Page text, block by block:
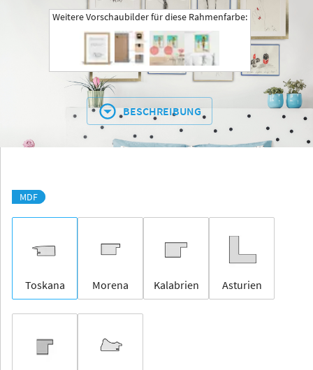
Weitere Vorschaubilder für diese Rahmenfarbe:
BESCHREIBUNG
MDF
Toskana Morena Kalabrien Asturien